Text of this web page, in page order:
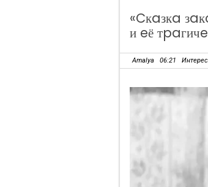
«Cкaзкa
и eё
Amalya 06:21